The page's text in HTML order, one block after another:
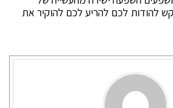
להודות לכם להריע לכם להוקיר את